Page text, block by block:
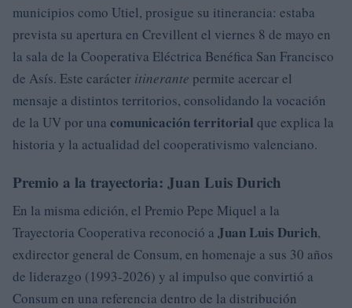
municipios como Utiel, prosigue su itinerancia: estaba
prevista su apertura en Crevillent el viernes 8 de mayo en
la sala de la Cooperativa Eléctrica Benéfica San Francisco
de Asís. Este carácter itinerante permite acercar el
mensaje a distintos territorios, consolidando la vocación
de la UV por una comunicación territorial que explica la
historia y la actualidad del cooperativismo valenciano.
Premio a la trayectoria: Juan Luis Durich
En la misma edición, el Premio Pepe Miquel a la
Trayectoria Cooperativa reconoció a Juan Luis Durich,
exdirector general de Consum, en homenaje a sus 30 años
de liderazgo (1993-2026) y al impulso que convirtió a
Consum en una referencia dentro de la distribución